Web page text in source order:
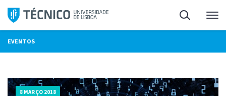
Saltar
para
o
conteúdo
Pesquisa
EVENTOS
8 MARÇO 2018